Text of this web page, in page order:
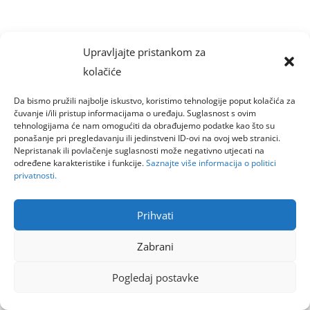
Upravljajte pristankom za
kolačiće
Da bismo pružili najbolje iskustvo, koristimo tehnologije poput kolačića za
čuvanje i/ili pristup informacijama o uređaju. Suglasnost s ovim
tehnologijama će nam omogućiti da obrađujemo podatke kao što su
ponašanje pri pregledavanju ili jedinstveni ID-ovi na ovoj web stranici.
Nepristanak ili povlačenje suglasnosti može negativno utjecati na
određene karakteristike i funkcije.Saznajte više informacija o politici
privatnosti.
Prihvati
Zabrani
Pogledaj postavke